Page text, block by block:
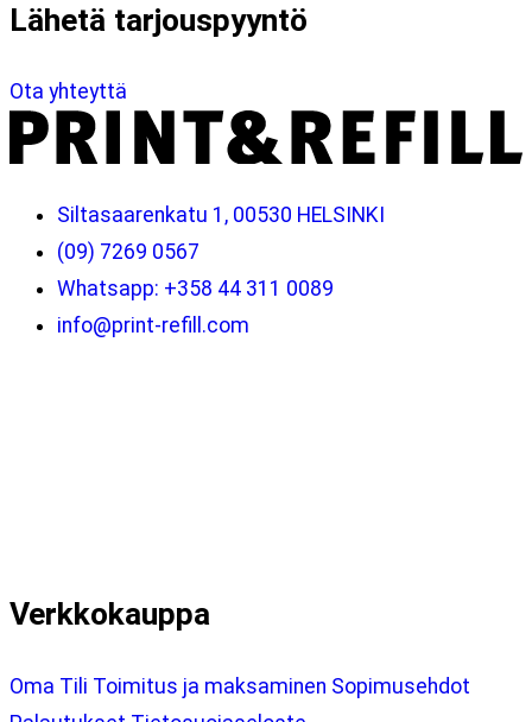
Lähetä tarjouspyyntö
Ota yhteyttä
Siltasaarenkatu 1, 00530 HELSINKI
(09) 7269 0567
Whatsapp: +358 44 311 0089
info@print-refill.com
Verkkokauppa
Oma Tili Toimitus ja maksaminen Sopimusehdot